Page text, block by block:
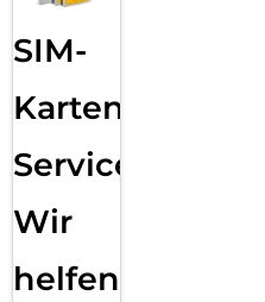
SIM-
Karten
Service:
Wir
helfen